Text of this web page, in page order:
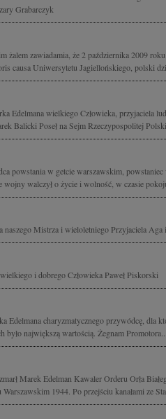
Grabarczyk
żalem zawiadamia, że 2 października 2009
causa Uniwersytetu Jagiellońskiego, polski
Edelmana wielkiego Człowieka, przyjaciela
Balicki Poseł na Sejm Rzeczypospolitej
powstania w getcie warszawskim, powstaniec
wojny walczył o życie i wolność, w czasie
naszego Mistrza i wieloletniego Przyjaciela Aga
i dobrego Człowieka Paweł Piskorski
Edelmana charyzmatycznego przywódcę, dla
było największą wartością. Żegnam
Marek Edelman Kawaler Orderu Orła
1944. Po przejściu kanałami ze